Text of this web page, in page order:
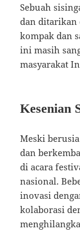
Sebuah
dan ditarikan
kompak dan
ini masih
masyarakat
Kesenian
Meski
dan
di acara
nasional.
inovasi
kolaborasi